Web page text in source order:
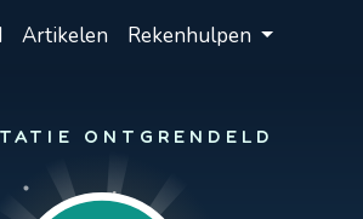
Artikelen Rekenhulpen
ONTGRENDELD